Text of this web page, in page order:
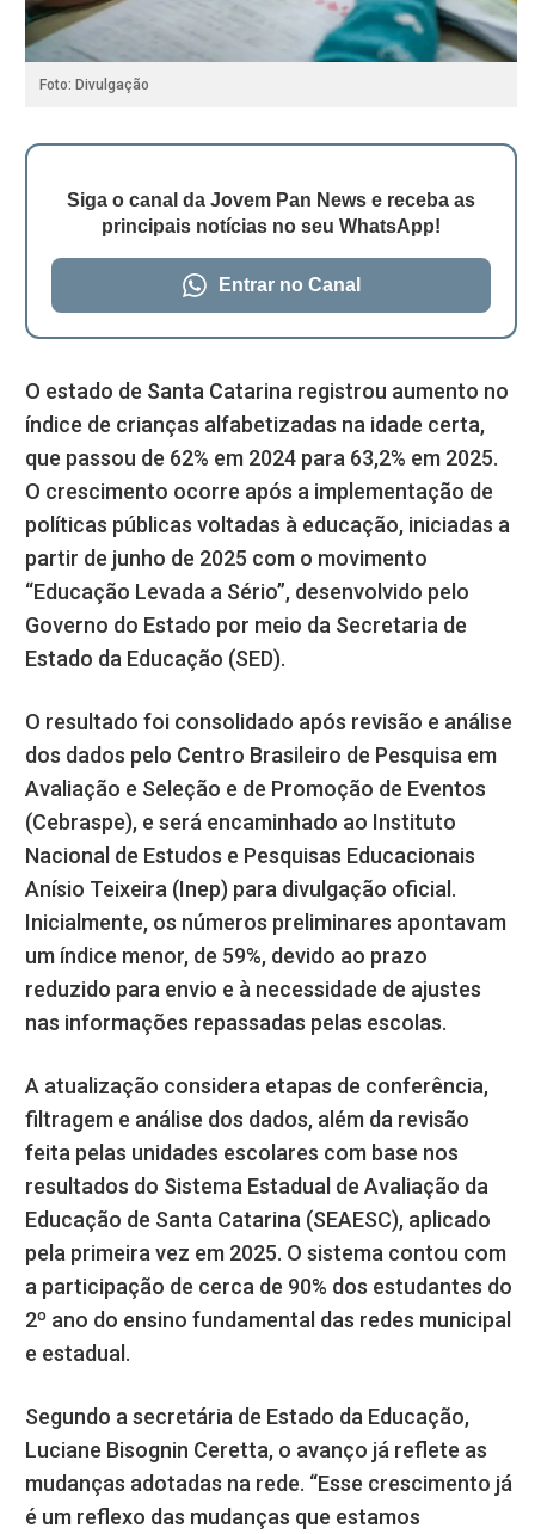
Foto: Divulgação
Siga o canal da Jovem Pan News e receba as
principais notícias no seu WhatsApp!
Entrar no Canal
O estado de Santa Catarina registrou aumento no
índice de crianças alfabetizadas na idade certa,
que passou de 62% em 2024 para 63,2% em 2025.
O crescimento ocorre após a implementação de
políticas públicas voltadas à educação, iniciadas a
partir de junho de 2025 com o movimento
“Educação Levada a Sério”, desenvolvido pelo
Governo do Estado por meio da Secretaria de
Estado da Educação (SED).
O resultado foi consolidado após revisão e análise
dos dados pelo Centro Brasileiro de Pesquisa em
Avaliação e Seleção e de Promoção de Eventos
(Cebraspe), e será encaminhado ao Instituto
Nacional de Estudos e Pesquisas Educacionais
Anísio Teixeira (Inep) para divulgação oficial.
Inicialmente, os números preliminares apontavam
um índice menor, de 59%, devido ao prazo
reduzido para envio e à necessidade de ajustes
nas informações repassadas pelas escolas.
A atualização considera etapas de conferência,
filtragem e análise dos dados, além da revisão
feita pelas unidades escolares com base nos
resultados do Sistema Estadual de Avaliação da
Educação de Santa Catarina (SEAESC), aplicado
pela primeira vez em 2025. O sistema contou com
a participação de cerca de 90% dos estudantes do
2º ano do ensino fundamental das redes municipal
e estadual.
Segundo a secretária de Estado da Educação,
Luciane Bisognin Ceretta, o avanço já reflete as
mudanças adotadas na rede. “Esse crescimento já
é um reflexo das mudanças que estamos